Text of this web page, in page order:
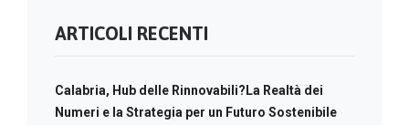
ARTICOLI RECENTI
Calabria, Hub delle Rinnovabili?La Realtà dei
Numeri e la Strategia per un Futuro Sostenibile